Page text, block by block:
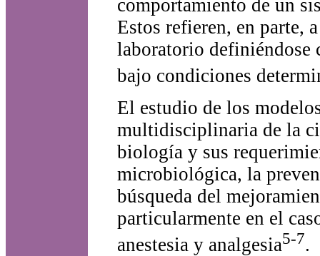
comportamiento de un
Estos refieren, en parte,
laboratorio definiéndose
bajo condiciones
El estudio de los
multidisciplinaria de la
biología y sus
microbiológica, la
búsqueda del
particularmente en el
anestesia y analgesia5-7.